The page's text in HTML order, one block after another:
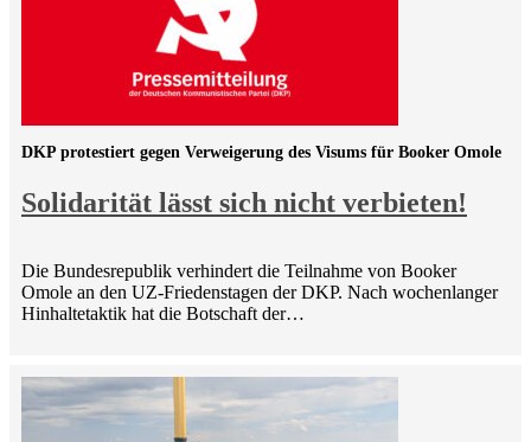
Solidarität lässt sich nicht verbieten!
DKP protestiert gegen Verweigerung des Visums für Booker Omole
Die Bundesrepublik verhindert die Teilnahme von Booker
Omole an den UZ-Friedenstagen der DKP. Nach wochenlanger
Hinhaltetaktik hat die Botschaft der…